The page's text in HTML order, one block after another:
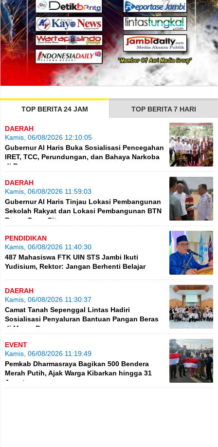
TOP BERITA 24 JAM TOP BERITA 7 HARI
DAERAH
Kamis, 06/08/2026 12:10:05
Gubernur Al Haris Buka Sosialisasi Pencegahan
IRET, TCC, Perundungan, dan Bahaya Narkoba
di Bungo
DAERAH
Kamis, 06/08/2026 11:59:03
Gubernur Al Haris Tinjau Lokasi Pembangunan
Sekolah Rakyat dan Lokasi Pembangunan BTN
BungoGreenCity
PENDIDIKAN
Kamis, 06/08/2026 11:40:30
487 Mahasiswa FTK UIN STS Jambi Ikuti
Yudisium, Rektor: Jangan Berhenti Belajar
DAERAH
Kamis, 06/08/2026 11:30:37
Camat Tanah Sepenggal Lintas Hadiri
Sosialisasi Penyaluran Bantuan Pangan Beras
di Muara Bungo
EVENT
Kamis, 06/08/2026 11:19:49
Pemkab Dharmasraya Bagikan 500 Bendera
Merah Putih, Ajak Warga Kibarkan hingga 31
Agustus